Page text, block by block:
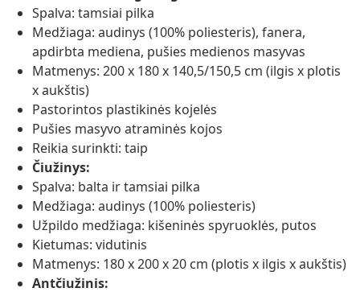
Spalva: tamsiai pilka
Medžiaga: audinys (100% poliesteris), fanera,
apdirbta mediena, pušies medienos masyvas
Matmenys: 200 x 180 x 140,5/150,5 cm (ilgis x plotis
x aukštis)
Pastorintos plastikinės kojelės
Pušies masyvo atraminės kojos
Reikia surinkti: taip
Čiužinys:
Spalva: balta ir tamsiai pilka
Medžiaga: audinys (100% poliesteris)
Užpildo medžiaga: kišeninės spyruoklės, putos
Kietumas: vidutinis
Matmenys: 180 x 200 x 20 cm (plotis x ilgis x aukštis)
Antčiužinis: